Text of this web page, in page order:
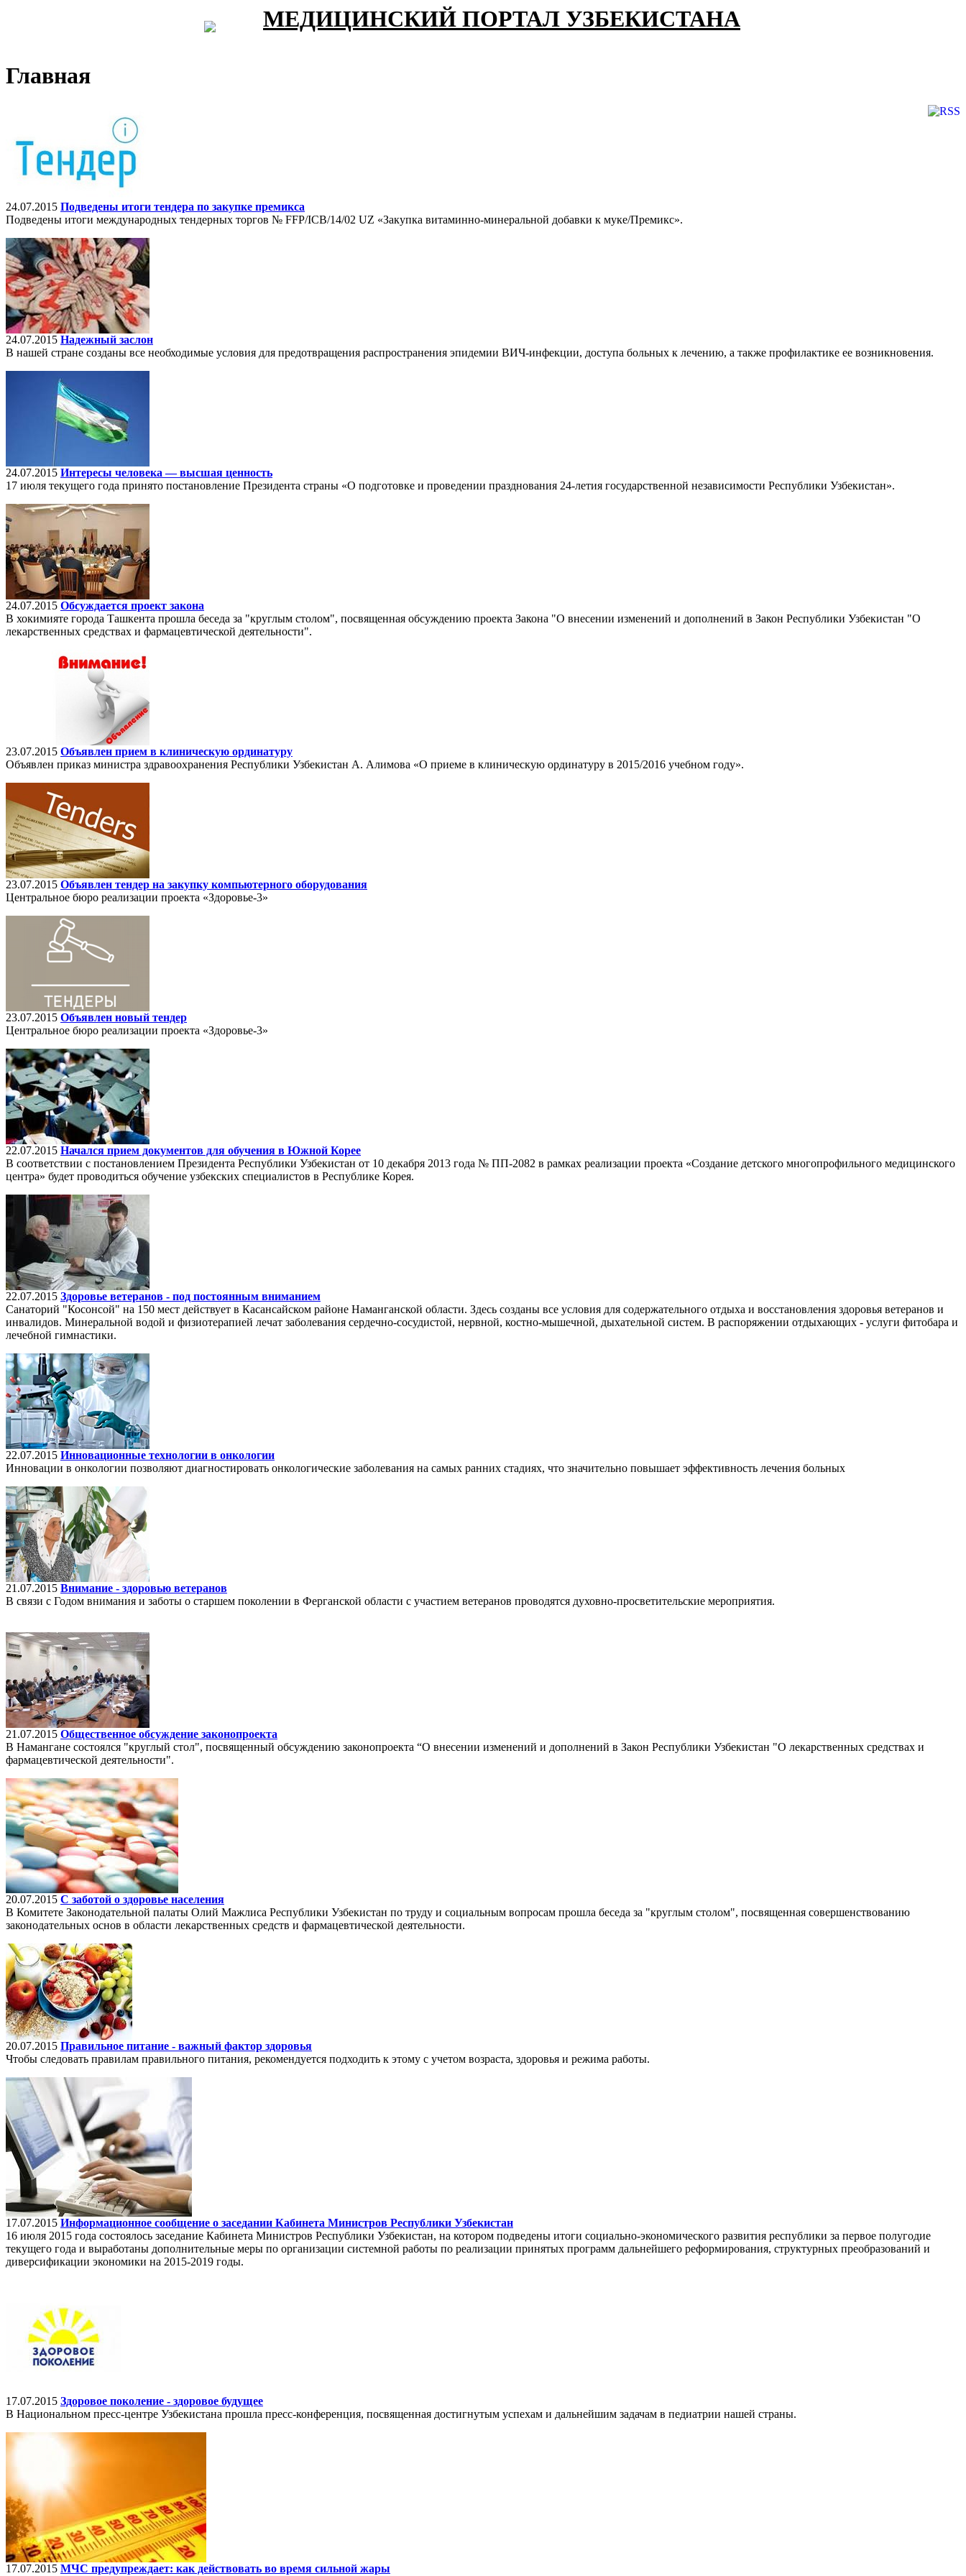
МЕДИЦИНСКИЙ ПОРТАЛ УЗБЕКИСТАНА
Главная
24.07.2015 Подведены итоги тендера по закупке премикса
Подведены итоги международных тендерных торгов № FFP/ICB/14/02 UZ «Закупка витаминно-минеральной добавки к муке/Премикс».
24.07.2015 Надежный заслон
В нашей стране созданы все необходимые условия для предотвращения распространения эпидемии ВИЧ-инфекции, доступа больных к лечению, а также профилактике ее возникновения.
24.07.2015 Интересы человека — высшая ценность
17 июля текущего года принято постановление Президента страны «О подготовке и проведении празднования 24-летия государственной независимости Республики Узбекистан».
24.07.2015 Обсуждается проект закона
В хокимияте города Ташкента прошла беседа за "круглым столом", посвященная обсуждению проекта Закона "О внесении изменений и дополнений в Закон Республики Узбекистан "О
лекарственных средствах и фармацевтической деятельности".
23.07.2015 Объявлен прием в клиническую ординатуру
Объявлен приказ министра здравоохранения Республики Узбекистан А. Алимова «О приеме в клиническую ординатуру в 2015/2016 учебном году».
23.07.2015 Объявлен тендер на закупку компьютерного оборудования
Центральное бюро реализации проекта «Здоровье-3»
23.07.2015 Объявлен новый тендер
Центральное бюро реализации проекта «Здоровье-3»
22.07.2015 Начался прием документов для обучения в Южной Корее
В соответствии с постановлением Президента Республики Узбекистан от 10 декабря 2013 года № ПП-2082 в рамках реализации проекта «Создание детского многопрофильного медицинского
центра» будет проводиться обучение узбекских специалистов в Республике Корея.
22.07.2015 Здоровье ветеранов - под постоянным вниманием
Санаторий "Косонсой" на 150 мест действует в Касансайском районе Наманганской области. Здесь созданы все условия для содержательного отдыха и восстановления здоровья ветеранов и
инвалидов. Минеральной водой и физиотерапией лечат заболевания сердечно-сосудистой, нервной, костно-мышечной, дыхательной систем. В распоряжении отдыхающих - услуги фитобара и
лечебной гимнастики.
22.07.2015 Инновационные технологии в онкологии
Инновации в онкологии позволяют диагностировать онкологические заболевания на самых ранних стадиях, что значительно повышает эффективность лечения больных
21.07.2015 Внимание - здоровью ветеранов
В связи с Годом внимания и заботы о старшем поколении в Ферганской области с участием ветеранов проводятся духовно-просветительские мероприятия.
21.07.2015 Общественное обсуждение законопроекта
В Намангане состоялся "круглый стол", посвященный обсуждению законопроекта “О внесении изменений и дополнений в Закон Республики Узбекистан "О лекарственных средствах и
фармацевтической деятельности".
20.07.2015 С заботой о здоровье населения
В Комитете Законодательной палаты Олий Мажлиса Республики Узбекистан по труду и социальным вопросам прошла беседа за "круглым столом", посвященная совершенствованию
законодательных основ в области лекарственных средств и фармацевтической деятельности.
20.07.2015 Правильное питание - важный фактор здоровья
Чтобы следовать правилам правильного питания, рекомендуется подходить к этому с учетом возраста, здоровья и режима работы.
17.07.2015 Информационное сообщение о заседании Кабинета Министров Республики Узбекистан
16 июля 2015 года состоялось заседание Кабинета Министров Республики Узбекистан, на котором подведены итоги социально-экономического развития республики за первое полугодие
текущего года и выработаны дополнительные меры по организации системной работы по реализации принятых программ дальнейшего реформирования, структурных преобразований и
диверсификации экономики на 2015-2019 годы.
17.07.2015 Здоровое поколение - здоровое будущее
В Национальном пресс-центре Узбекистана прошла пресс-конференция, посвященная достигнутым успехам и дальнейшим задачам в педиатрии нашей страны.
17.07.2015 МЧС предупреждает: как действовать во время сильной жары